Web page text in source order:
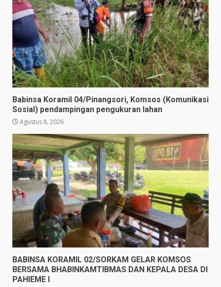
Babinsa Koramil 04/Pinangsori, Komsos (Komunikasi
Sosial) pendampingan pengukuran lahan
Agustus 8, 2026
BABINSA KORAMIL 02/SORKAM GELAR KOMSOS
BERSAMA BHABINKAMTIBMAS DAN KEPALA DESA DI
PAHIEME I